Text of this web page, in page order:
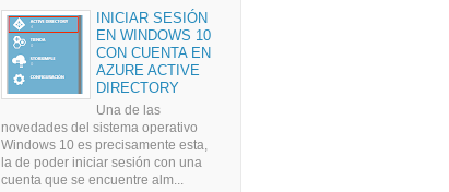
INICIAR SESIÓN
EN WINDOWS 10
CON CUENTA EN
AZURE ACTIVE
DIRECTORY
Una de las
novedades del sistema operativo
Windows 10 es precisamente esta,
la de poder iniciar sesión con una
cuenta que se encuentre alm...